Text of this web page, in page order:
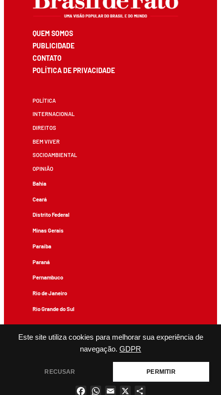
Este site utiliza cookies para melhorar sua experiência de
navegação. GDPR
RECUSAR PERMITIR
QUEM SOMOS
PUBLICIDADE
CONTATO
POLÍTICA DE PRIVACIDADE
POLÍTICA
INTERNACIONAL
DIREITOS
BEM VIVER
SOCIOAMBIENTAL
OPINIÃO
Bahia
Ceará
Distrito Federal
Minas Gerais
Paraíba
Paraná
Pernambuco
Rio de Janeiro
Rio Grande do Sul
reproduzidos, desde que não sejam alterados e que se deem os devidos créditos.
FacebookWhatsApp
Email